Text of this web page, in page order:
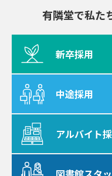
有隣堂で私た
新卒採用
中途採用
アルバイト